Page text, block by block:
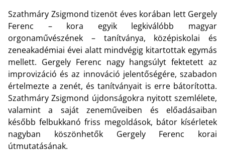
Szathmáry Zsigmond tizenöt éves korában lett Gergely
Ferenc – kora egyik legkiválóbb magyar
orgonaművészének – tanítványa, középiskolai és
zeneakadémiai évei alatt mindvégig kitartottak egymás
mellett. Gergely Ferenc nagy hangsúlyt fektetett az
improvizáció és az innováció jelentőségére, szabadon
értelmezte a zenét, és tanítványait is erre bátorította.
Szathmáry Zsigmond újdonságokra nyitott szemlélete,
valamint a saját zeneműveiben és előadásaiban
később felbukkanó friss megoldások, bátor kísérletek
nagyban köszönhetők Gergely Ferenc korai
útmutatásának.